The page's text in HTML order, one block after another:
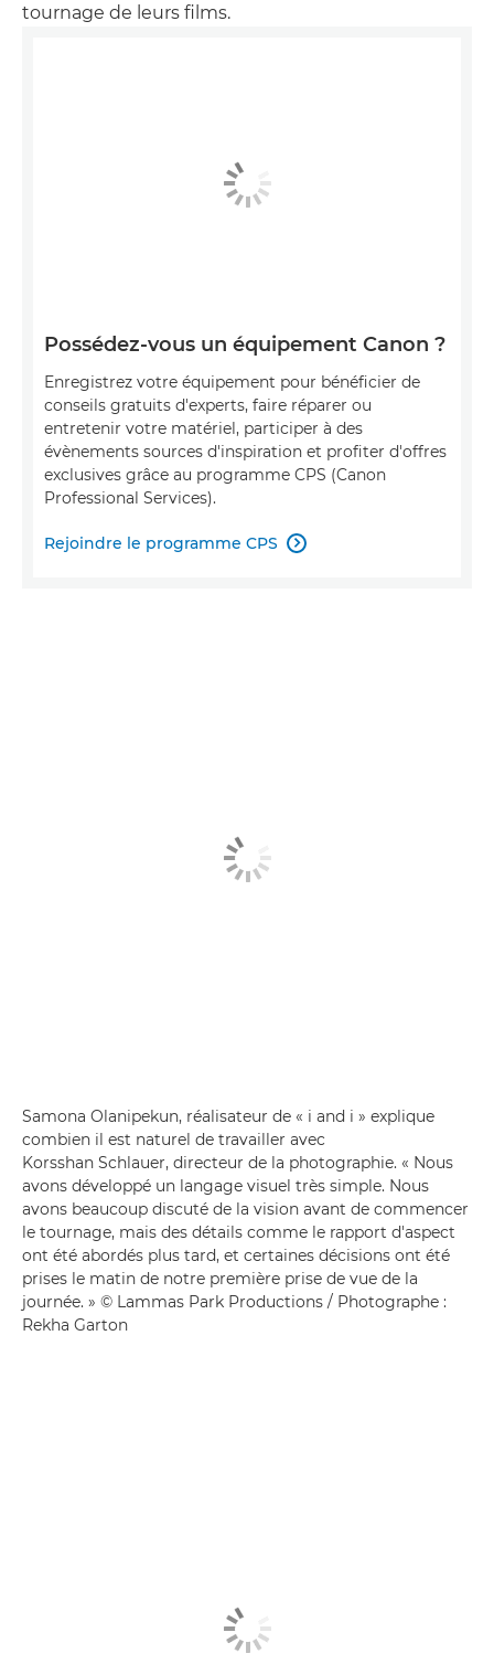
tournage de leurs films.
Possédez-vous un équipement Canon ?
Enregistrez votre équipement pour bénéficier de
conseils gratuits d'experts, faire réparer ou
entretenir votre matériel, participer à des
évènements sources d'inspiration et profiter d'offres
exclusives grâce au programme CPS (Canon
Professional Services).
Rejoindre le programme CPS 
Samona Olanipekun, réalisateur de « i and i » explique
combien il est naturel de travailler avec
Korsshan Schlauer, directeur de la photographie. « Nous
avons développé un langage visuel très simple. Nous
avons beaucoup discuté de la vision avant de commencer
le tournage, mais des détails comme le rapport d'aspect
ont été abordés plus tard, et certaines décisions ont été
prises le matin de notre première prise de vue de la
journée. » © Lammas Park Productions / Photographe :
Rekha Garton